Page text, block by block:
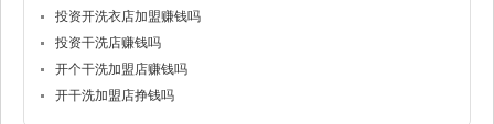
投资开洗衣店加盟赚钱吗
投资干洗店赚钱吗
开个干洗加盟店赚钱吗
开干洗加盟店挣钱吗